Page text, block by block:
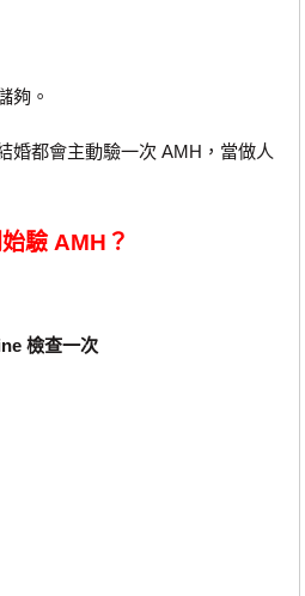
。
都會主動驗一次 AMH，當做人
驗 AMH？
檢查一次